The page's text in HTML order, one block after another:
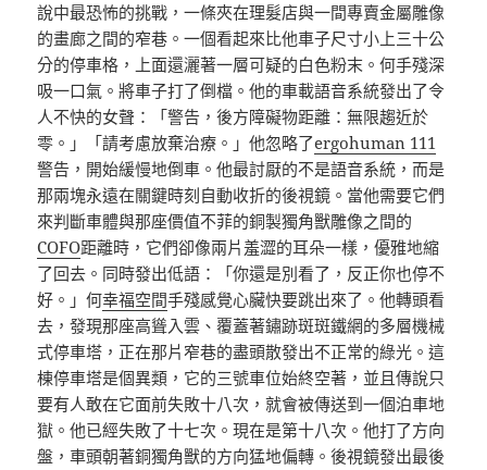
說中最恐怖的挑戰，一條夾在理髮店與一間專賣金屬雕像
的畫廊之間的窄巷。一個看起來比他車子尺寸小上三十公
分的停車格，上面還灑著一層可疑的白色粉末。何手殘深
吸一口氣。將車子打了倒檔。他的車載語音系統發出了令
人不快的女聲：「警告，後方障礙物距離：無限趨近於
零。」「請考慮放棄治療。」他忽略了ergohuman 111
警告，開始緩慢地倒車。他最討厭的不是語音系統，而是
那兩塊永遠在關鍵時刻自動收折的後視鏡。當他需要它們
來判斷車體與那座價值不菲的銅製獨角獸雕像之間的
COFO距離時，它們卻像兩片羞澀的耳朵一樣，優雅地縮
了回去。同時發出低語：「你還是別看了，反正你也停不
好。」何幸福空間手殘感覺心臟快要跳出來了。他轉頭看
去，發現那座高聳入雲、覆蓋著鏽跡斑斑鐵網的多層機械
式停車塔，正在那片窄巷的盡頭散發出不正常的綠光。這
棟停車塔是個異類，它的三號車位始終空著，並且傳說只
要有人敢在它面前失敗十八次，就會被傳送到一個泊車地
獄。他已經失敗了十七次。現在是第十八次。他打了方向
盤，車頭朝著銅獨角獸的方向猛地偏轉。後視鏡發出最後